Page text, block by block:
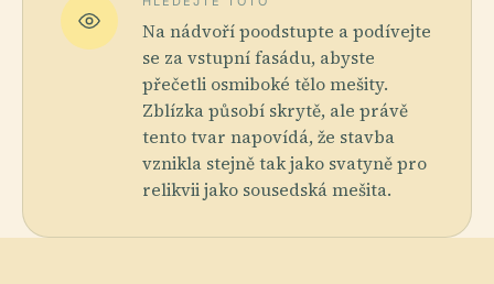
Na nádvoří poodstupte a podívejte
se za vstupní fasádu, abyste
přečetli osmiboké tělo mešity.
Zblízka působí skrytě, ale právě
tento tvar napovídá, že stavba
vznikla stejně tak jako svatyně pro
relikvii jako sousedská mešita.